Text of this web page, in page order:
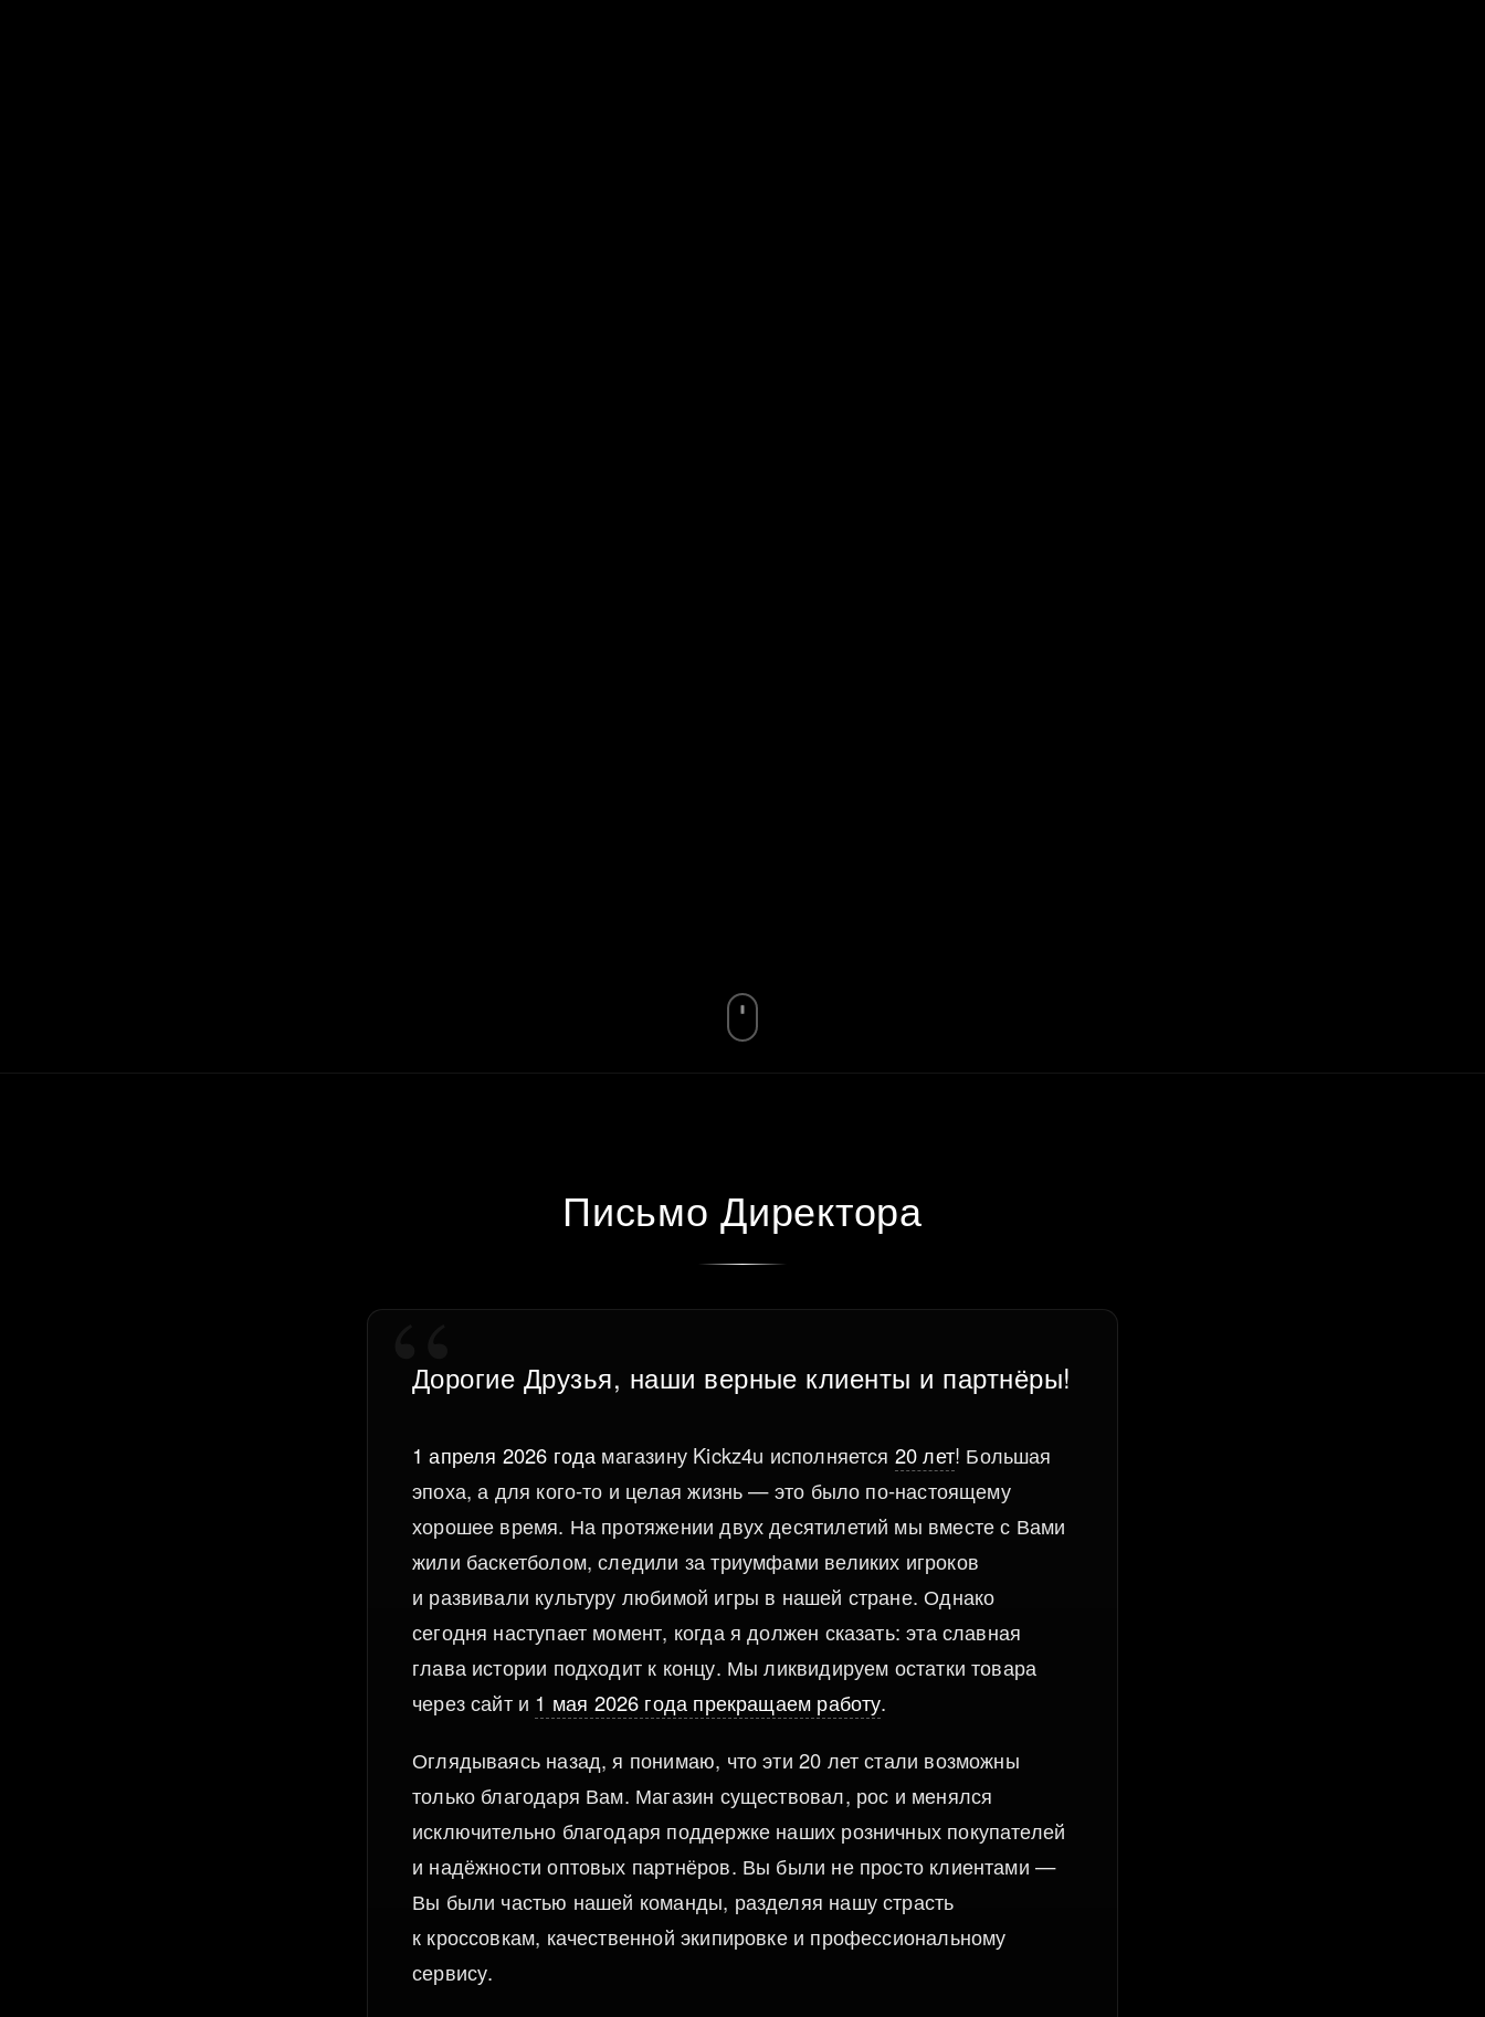
Письмо Директора
Дорогие Друзья, наши верные клиенты и партнёры!
1 апреля 2026 года магазину Kickz4u исполняется 20 лет! Большая
эпоха, а для кого-то и целая жизнь — это было по-настоящему
хорошее время. На протяжении двух десятилетий мы вместе с Вами
жили баскетболом, следили за триумфами великих игроков
и развивали культуру любимой игры в нашей стране. Однако
сегодня наступает момент, когда я должен сказать: эта славная
глава истории подходит к концу. Мы ликвидируем остатки товара
через сайт и 1 мая 2026 года прекращаем работу.
Оглядываясь назад, я понимаю, что эти 20 лет стали возможны
только благодаря Вам. Магазин существовал, рос и менялся
исключительно благодаря поддержке наших розничных покупателей
и надёжности оптовых партнёров. Вы были не просто клиентами —
Вы были частью нашей команды, разделяя нашу страсть
к кроссовкам, качественной экипировке и профессиональному
сервису.